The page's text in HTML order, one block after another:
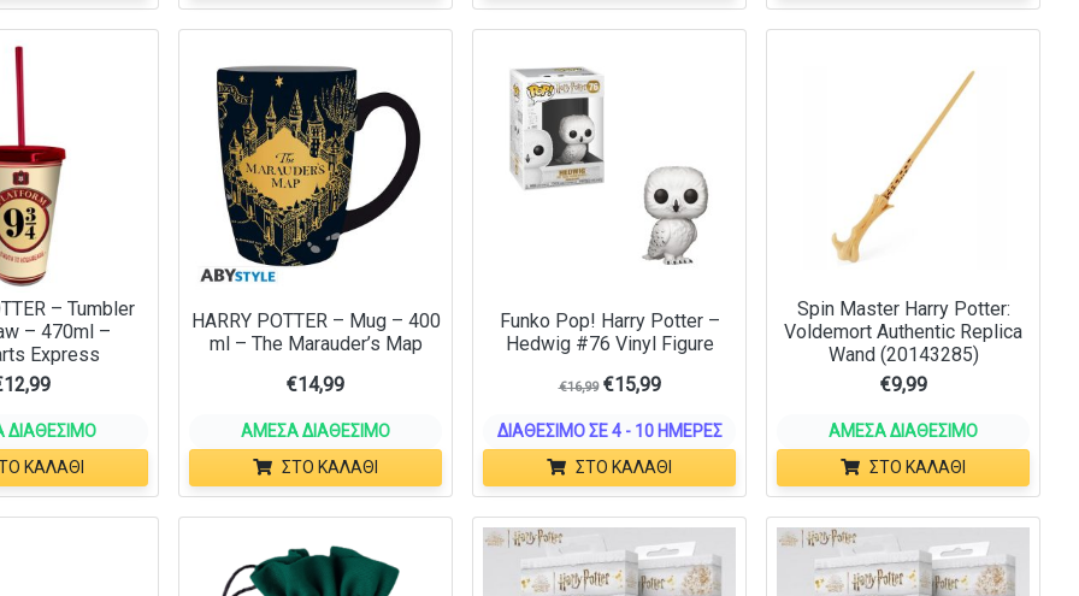
– Tumbler
– 470ml –
Express
12,99
ΚΑΛΆΘΙ
HARRY POTTER – Mug – 400
ml – The Marauder’s Map
€14,99
ΆΜΕΣΑ ΔΙΑΘΈΣΙΜΟ
ΣΤΟ ΚΑΛΆΘΙ
Funko Pop! Harry Potter –
Hedwig #76 Vinyl Figure
€16,99 €15,99
ΔΙΑΘΈΣΙΜΟ ΣΕ 4 - 10 ΗΜΈΡΕΣ
ΣΤΟ ΚΑΛΆΘΙ
Spin Master Harry Potter:
Voldemort Authentic Replica
Wand (20143285)
€9,99
ΆΜΕΣΑ ΔΙΑΘΈΣΙΜΟ
ΣΤΟ ΚΑΛΆΘΙ